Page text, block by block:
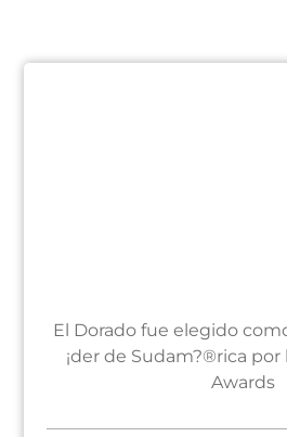
El Dorado fue elegido
¡der de Sudam?®rica por
Awards